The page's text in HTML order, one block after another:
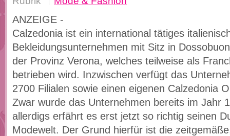
ANZEIGE -
Calzedonia ist ein international tätiges
Bekleidungsunternehmen mit Sitz in
der Provinz Verona, welches teilweise als
betrieben wird. Inzwischen verfügt das
2700 Filialen sowie einen eigenen Calzedonia
Zwar wurde das Unternehmen bereits im Jahr
allerdigs erfährt es erst jetzt so richtig seinen
Modewelt. Der Grund hierfür ist die